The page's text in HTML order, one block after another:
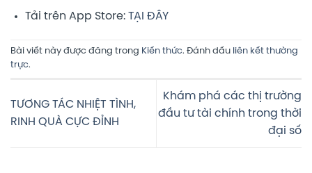
Tải trên App Store: TẠI ĐÂY
Bài viết này được đăng trong Kiến thức. Đánh dấu liên kết thường
trực.
TƯƠNG TÁC NHIỆT TÌNH,
RINH QUÀ CỰC ĐỈNH
Khám phá các thị trường
đầu tư tài chính trong thời
đại số